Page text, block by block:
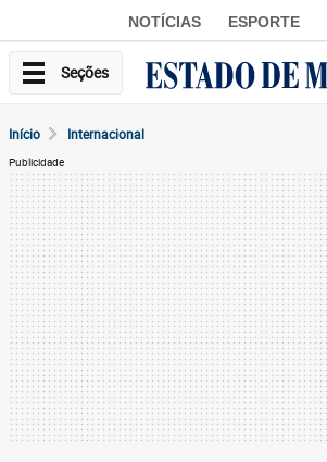
NOTÍCIAS ESPORTE
Seções
Início Internacional
Publicidade